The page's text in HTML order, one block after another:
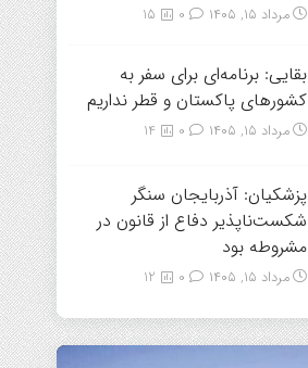
مرداد ۱۵, ۱۴۰۵ 15
بقایی: برنامه‌ای برای سفر به
کشورهای پاکستان و قطر نداریم
مرداد ۱۵, ۱۴۰۵ 14
پزشکیان: آذربایجان سنگر
شکست‌ناپذیر دفاع از قانون در
مشروطه بود
مرداد ۱۵, ۱۴۰۵ 12